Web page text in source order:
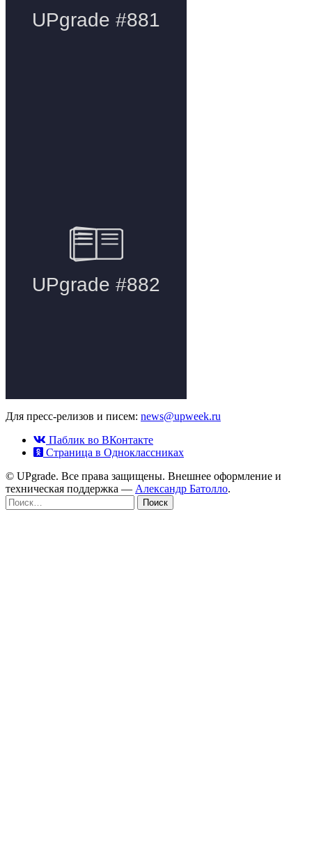
Для пресс-релизов и писем: news@upweek.ru
Паблик во ВКонтакте
Страница в Одноклассниках
© UPgrade. Все права защищены. Внешнее оформление и
техническая поддержка — Александр Батолло.
Найти: